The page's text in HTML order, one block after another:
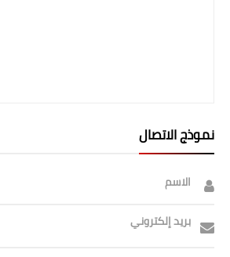
نموذج الاتصال
الاسم
بريد إلكتروني